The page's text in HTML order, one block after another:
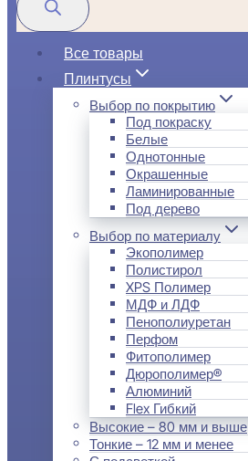
Все товары
Плинтусы
Выбор по покрытию
Под покраску
Белые
Однотонные
Окрашенные
Ламинированные
Под дерево
Выбор по материалу
Экополимер
Полистирол
XPS Полимер
МДФ и ЛДФ
Пенополиуретан
Перфом
Фитополимер
Дюрополимер®
Алюминий
Flex Гибкий
Высокие – 80 мм и выше
Тонкие – 12 мм и менее